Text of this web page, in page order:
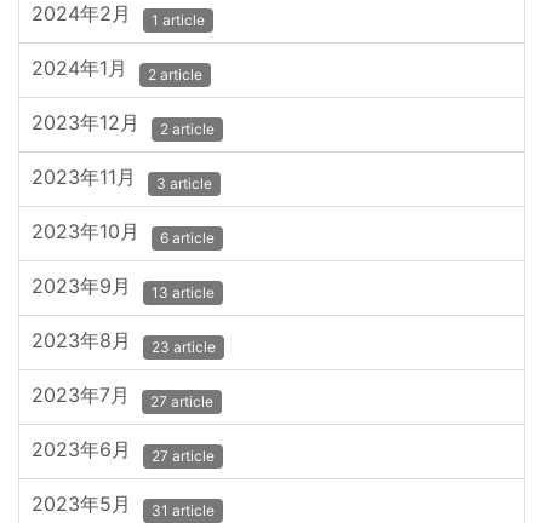
2024年2月 1 article
2024年1月 2 article
2023年12月 2 article
2023年11月 3 article
2023年10月 6 article
2023年9月 13 article
2023年8月 23 article
2023年7月 27 article
2023年6月 27 article
2023年5月 31 article